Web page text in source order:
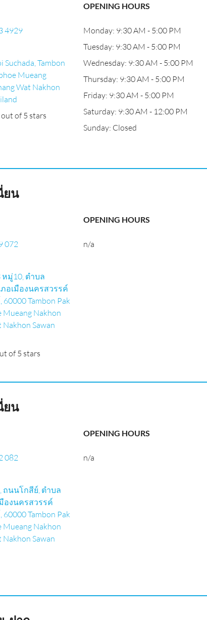
4929
Suchada, Tambon
Mueang
Wat Nakhon
out of 5 stars
OPENING HOURS
Monday: 9:30 AM - 5:00 PM
Tuesday: 9:30 AM - 5:00 PM
Wednesday: 9:30 AM - 5:00 PM
Thursday: 9:30 AM - 5:00 PM
Friday: 9:30 AM - 5:00 PM
Saturday: 9:30 AM - 12:00 PM
Sunday: Closed
ยน
072
หมู่10, ตำบล
อเมืองนครสวรรค์
Tambon Pak
Mueang Nakhon
Nakhon Sawan
of 5 stars
OPENING HOURS
n/a
ยน
082
ถนนโกสีย์, ตำบล
องนครสวรรค์
Tambon Pak
Mueang Nakhon
Nakhon Sawan
OPENING HOURS
n/a